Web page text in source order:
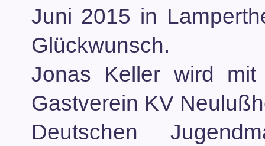
Juni 2015 in
Glückwunsch.
Jonas Keller wird
Gastverein KV
Deutschen